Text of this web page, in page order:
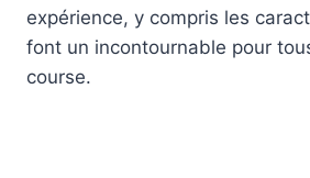
expérience, y compris les
font un incontournable pour
course.